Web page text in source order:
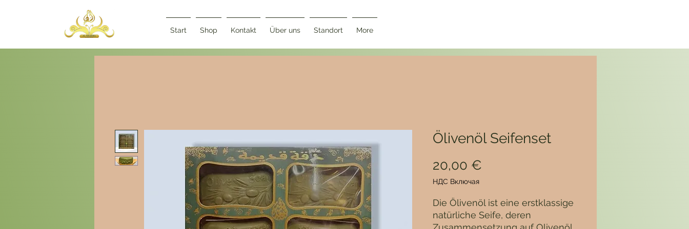
Start Shop Kontakt Über uns Standort More
Ölivenöl Seifenset
20,00 €
НДС Включая
Die Ölivenöl ist eine erstklassige
natürliche Seife, deren